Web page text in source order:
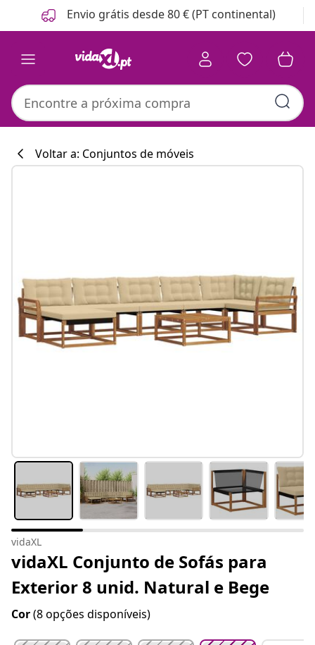
Anterior
Seguinte Envio grátis desde 80 € (PT continental)
Voltar a: Conjuntos de móveis
vidaXL
vidaXL Conjunto de Sofás para
Exterior 8 unid. Natural e Bege
Cor(8 opções disponíveis)